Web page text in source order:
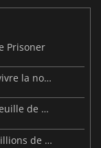
Prisoner
ReStory : Chill Electronics Repairs fait revivre la nostalgie des années 2000
MARVEL Tōkon dévoile ses débuts et sa feuille de route
Resident Evil: Veronica dépasse déjà 2 millions de wishlists